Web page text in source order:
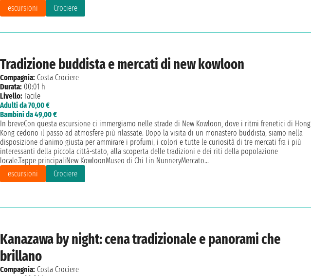
escursioni
Crociere
Tradizione buddista e mercati di new kowloon
Compagnia: Costa Crociere
Durata: 00:01 h
Livello: Facile
Adulti da 70,00 €
Bambini da 49,00 €
In breveCon questa escursione ci immergiamo nelle strade di New Kowloon, dove i ritmi frenetici di Hong
Kong cedono il passo ad atmosfere più rilassate. Dopo la visita di un monastero buddista, siamo nella
disposizione d'animo giusta per ammirare i profumi, i colori e tutte le curiosità di tre mercati fra i più
interessanti della piccola città-stato, alla scoperta delle tradizioni e dei riti della popolazione
locale.Tappe principaliNew KowloonMuseo di Chi Lin NunneryMercato...
escursioni
Crociere
Kanazawa by night: cena tradizionale e panorami che
brillano
Compagnia: Costa Crociere